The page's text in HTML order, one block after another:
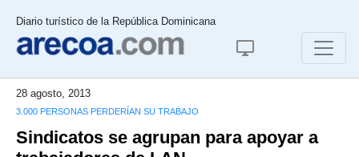
Diario turístico de la República Dominicana
28 agosto, 2013
3.000 PERSONAS PERDERÍAN SU TRABAJO
Sindicatos se agrupan para apoyar a